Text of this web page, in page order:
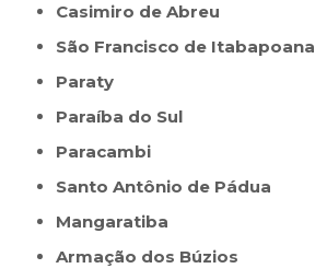
Casimiro de Abreu
São Francisco de Itabapoana
Paraty
Paraíba do Sul
Paracambi
Santo Antônio de Pádua
Mangaratiba
Armação dos Búzios